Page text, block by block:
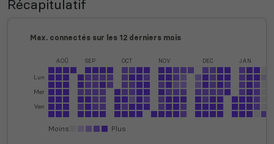
Récapitulatif
Max. connectés sur les 12 derniers mois
Lun
Mer
Ven
AOÛ SEP OCT NOV DEC JAN
Moins Plus